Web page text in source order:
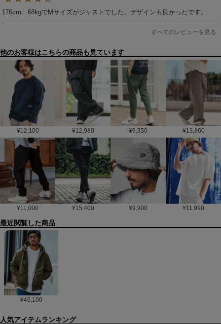
176cm、68kgでMサイズがジャストでした。デザインも良かったです。
すべてのレビューを見る
他のお客様はこちらの商品も見ています
¥12,100 ¥12,980 ¥9,350 ¥13,860
¥11,000 ¥15,400 ¥9,900 ¥11,990
最近閲覧した商品
¥45,100